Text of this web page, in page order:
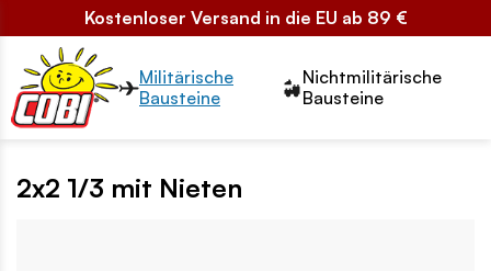
Kostenloser Versand in die EU ab 89 €
Przełącznik segmentów2
Militärische
Bausteine
Nichtmilitärische
Bausteine
2x2 1/3 mit Nieten